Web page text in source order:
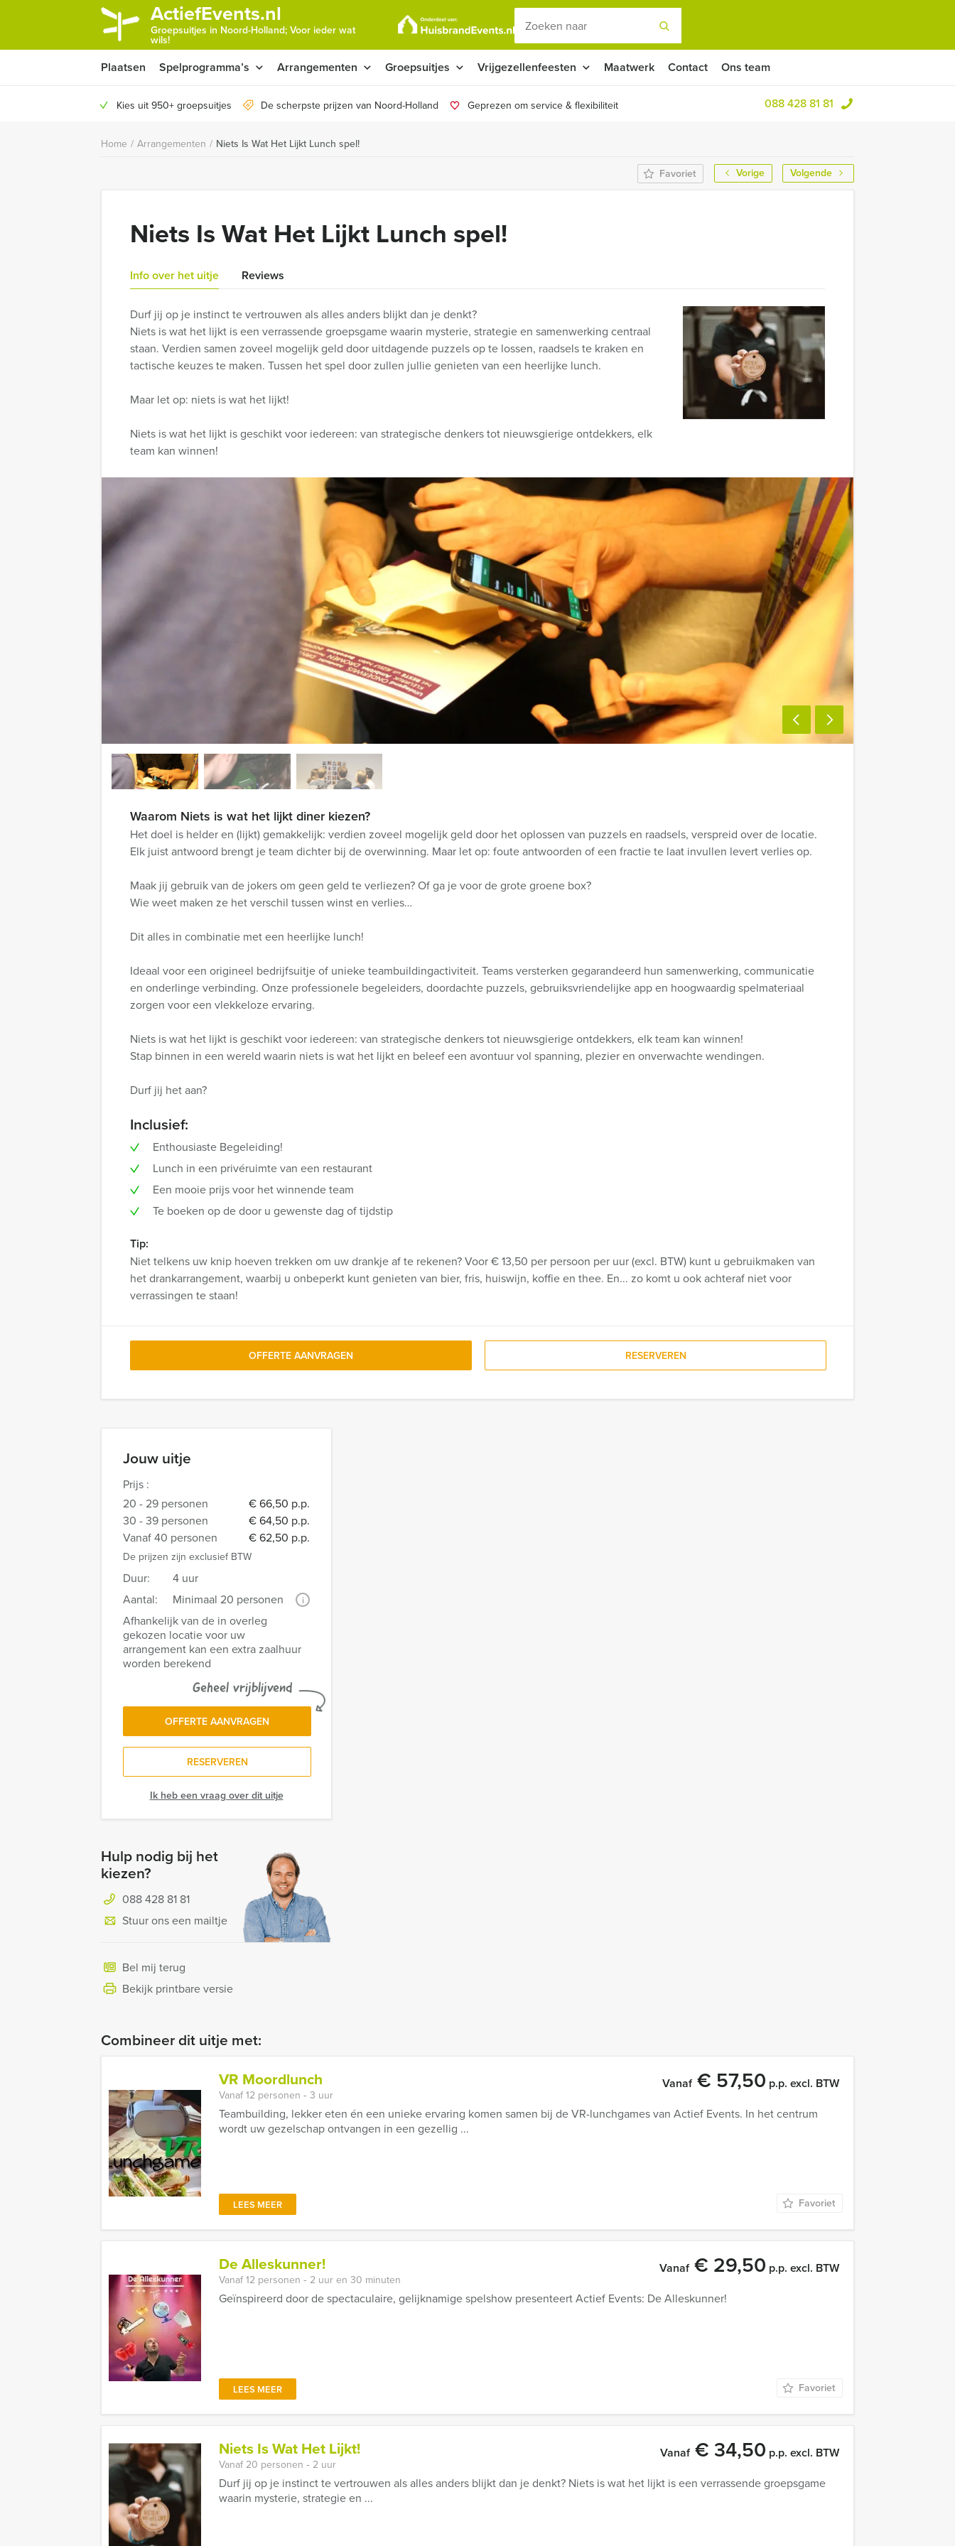
ActiefEvents.nl
Groepsuitjes in Noord-Holland; Voor ieder wat
wils!
Plaatsen Spelprogramma’s Arrangementen Groepsuitjes Vrijgezellenfeesten Maatwerk Contact Ons team
Kies uit 950+ groepsuitjes De scherpste prijzen van Noord-Holland Geprezen om service & flexibiliteit 088 428 81 81
Home / Arrangementen / Niets Is Wat Het Lijkt Lunch spel!
Vorige
Volgende
Favoriet
Jouw uitje
Prijs :
20 - 29 personen
€ 66,50 p.p.
30 - 39 personen
€ 64,50 p.p.
Vanaf 40 personen
€ 62,50 p.p.
De prijzen zijn exclusief BTW
Duur:
4 uur
Aantal:
Minimaal 20 personen i
Afhankelijk van de in overleg
gekozen locatie voor uw
arrangement kan een extra zaalhuur
worden berekend
Geheel vrijblijvend
OFFERTE AANVRAGEN
RESERVEREN
Ik heb een vraag over dit uitje
Hulp nodig bij het
kiezen?
088 428 81 81
Stuur ons een mailtje
Bel mij terug
Bekijk printbare versie
Niets Is Wat Het Lijkt Lunch spel!
Info over het uitje Reviews
Durf jij op je instinct te vertrouwen als alles anders blijkt dan je denkt?
Niets is wat het lijkt is een verrassende groepsgame waarin mysterie, strategie en samenwerking centraal
staan. Verdien samen zoveel mogelijk geld door uitdagende puzzels op te lossen, raadsels te kraken en
tactische keuzes te maken. Tussen het spel door zullen jullie genieten van een heerlijke lunch.
Maar let op: niets is wat het lijkt!
Niets is wat het lijkt is geschikt voor iedereen: van strategische denkers tot nieuwsgierige ontdekkers, elk
team kan winnen!
Waarom Niets is wat het lijkt diner kiezen?
Het doel is helder en (lijkt) gemakkelijk: verdien zoveel mogelijk geld door het oplossen van puzzels en raadsels, verspreid over de locatie.
Elk juist antwoord brengt je team dichter bij de overwinning. Maar let op: foute antwoorden of een fractie te laat invullen levert verlies op.
Maak jij gebruik van de jokers om geen geld te verliezen? Of ga je voor de grote groene box?
Wie weet maken ze het verschil tussen winst en verlies…
Dit alles in combinatie met een heerlijke lunch!
Ideaal voor een origineel bedrijfsuitje of unieke teambuildingactiviteit. Teams versterken gegarandeerd hun samenwerking, communicatie
en onderlinge verbinding. Onze professionele begeleiders, doordachte puzzels, gebruiksvriendelijke app en hoogwaardig spelmateriaal
zorgen voor een vlekkeloze ervaring.
Niets is wat het lijkt is geschikt voor iedereen: van strategische denkers tot nieuwsgierige ontdekkers, elk team kan winnen!
Stap binnen in een wereld waarin niets is wat het lijkt en beleef een avontuur vol spanning, plezier en onverwachte wendingen.
Durf jij het aan?
Inclusief:
Enthousiaste Begeleiding!
Lunch in een privéruimte van een restaurant
Een mooie prijs voor het winnende team
Te boeken op de door u gewenste dag of tijdstip
Tip:
Niet telkens uw knip hoeven trekken om uw drankje af te rekenen? Voor € 13,50 per persoon per uur (excl. BTW) kunt u gebruikmaken van
het drankarrangement, waarbij u onbeperkt kunt genieten van bier, fris, huiswijn, koffie en thee. En... zo komt u ook achteraf niet voor
verrassingen te staan!
OFFERTE AANVRAGEN RESERVEREN
Combineer dit uitje met:
VR Moordlunch
Vanaf€ 57,50 p.p. excl. BTW
Vanaf 12 personen ‐ 3 uur
Teambuilding, lekker eten én een unieke ervaring komen samen bij de VR-lunchgames van Actief Events. In het centrum
wordt uw gezelschap ontvangen in een gezellig ...
LEES MEER Favoriet
De Alleskunner! Vanaf€ 29,50 p.p. excl. BTW
Vanaf 12 personen ‐ 2 uur en 30 minuten
Geïnspireerd door de spectaculaire, gelijknamige spelshow presenteert Actief Events: De Alleskunner!
LEES MEER Favoriet
Niets Is Wat Het Lijkt! Vanaf€ 34,50 p.p. excl. BTW
Vanaf 20 personen ‐ 2 uur
Durf jij op je instinct te vertrouwen als alles anders blijkt dan je denkt? Niets is wat het lijkt is een verrassende groepsgame
waarin mysterie, strategie en ...